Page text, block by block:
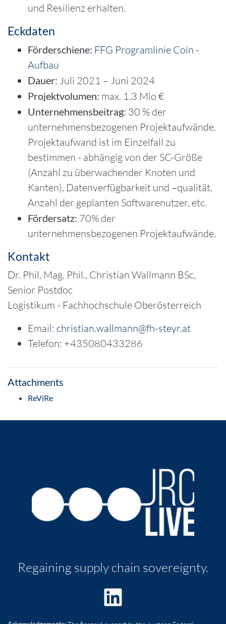
und Resilienz erhalten.
Eckdaten
Förderschiene: FFG Programlinie Coin -
Aufbau
Dauer: Juli 2021 – Juni 2024
Projektvolumen: max. 1.3 Mio €
Unternehmensbeitrag: 30 % der
unternehmensbezogenen Projektaufwände.
Projektaufwand ist im Einzelfall zu
bestimmen - abhängig von der SC-Größe
(Anzahl zu überwachender Knoten und
Kanten), Datenverfügbarkeit und –qualität,
Anzahl der geplanten Softwarenutzer, etc.
Fördersatz: 70% der
unternehmensbezogenen Projektaufwände.
Kontakt
Dr. Phil, Mag. Phil., Christian Wallmann BSc,
Senior Postdoc
Logistikum - Fachhochschule Oberösterreich
Email: christian.wallmann@fh-steyr.at
Telefon: +435080433286
Attachments
ReViRe
Regaining supply chain sovereignty.